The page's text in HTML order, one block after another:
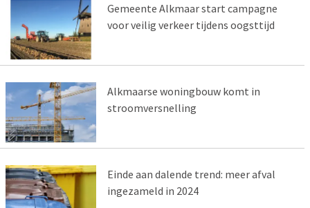
Gemeente Alkmaar start campagne
voor veilig verkeer tijdens oogsttijd
Alkmaarse woningbouw komt in
stroomversnelling
Einde aan dalende trend: meer afval
ingezameld in 2024